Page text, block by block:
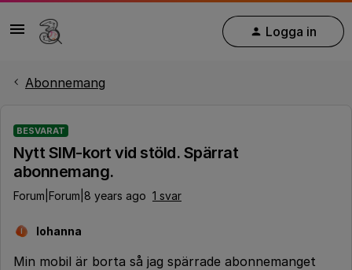
Logga in
Abonnemang
BESVARAT
Nytt SIM-kort vid stöld. Spärrat
abonnemang.
Forum|Forum|8 years ago 1 svar
I Iohanna
Min mobil är borta så jag spärrade abonnemanget